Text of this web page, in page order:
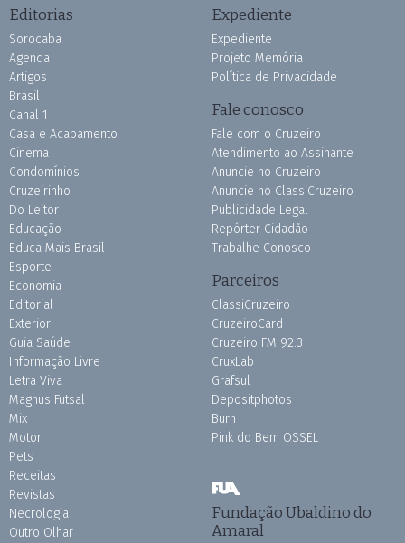
Editorias
Sorocaba
Agenda
Artigos
Brasil
Canal 1
Casa e Acabamento
Cinema
Condomínios
Cruzeirinho
Do Leitor
Educação
Educa Mais Brasil
Esporte
Economia
Editorial
Exterior
Guia Saúde
Informação Livre
Letra Viva
Magnus Futsal
Mix
Motor
Pets
Receitas
Revistas
Necrologia
Outro Olhar
Expediente
Expediente
Projeto Memória
Política de Privacidade
Fale conosco
Fale com o Cruzeiro
Atendimento ao Assinante
Anuncie no Cruzeiro
Anuncie no ClassiCruzeiro
Publicidade Legal
Repórter Cidadão
Trabalhe Conosco
Parceiros
ClassiCruzeiro
CruzeiroCard
Cruzeiro FM 92.3
CruxLab
Grafsul
Depositphotos
Burh
Pink do Bem OSSEL
Fundação Ubaldino do
Amaral